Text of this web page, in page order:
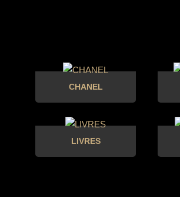
CHANEL
LIVRES